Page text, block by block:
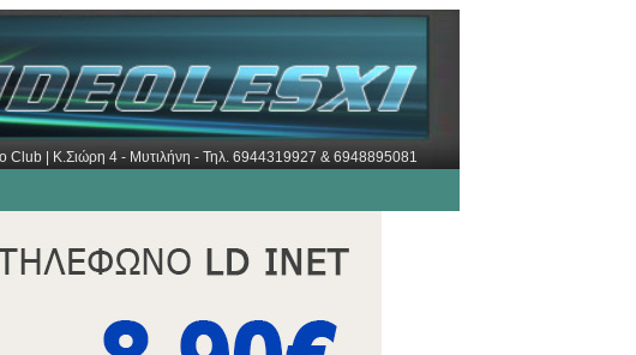
Club | Κ.Σιώρη 4 - Μυτιλήνη - Τηλ. 6944319927 & 6948895081